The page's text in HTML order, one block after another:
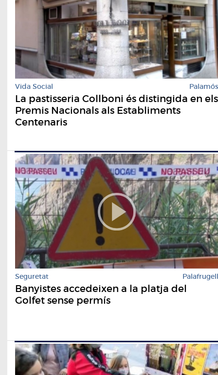
Vida Social Palamós
La pastisseria Collboni és distingida en els
Premis Nacionals als Establiments
Centenaris
Seguretat Palafrugell
Banyistes accedeixen a la platja del
Golfet sense permís